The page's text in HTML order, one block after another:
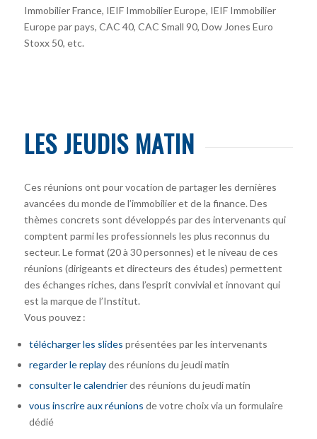
Immobilier France, IEIF Immobilier Europe, IEIF Immobilier
Europe par pays, CAC 40, CAC Small 90, Dow Jones Euro
Stoxx 50, etc.
LES JEUDIS MATIN
Ces réunions ont pour vocation de partager les dernières
avancées du monde de l’immobilier et de la finance. Des
thèmes concrets sont développés par des intervenants qui
comptent parmi les professionnels les plus reconnus du
secteur. Le format (20 à 30 personnes) et le niveau de ces
réunions (dirigeants et directeurs des études) permettent
des échanges riches, dans l’esprit convivial et innovant qui
est la marque de l’Institut.
Vous pouvez :
télécharger les slides présentées par les intervenants
regarder le replaydes réunions du jeudi matin
consulter le calendrierdes réunions du jeudi matin
vous inscrire aux réunions de votre choix via un formulaire
dédié